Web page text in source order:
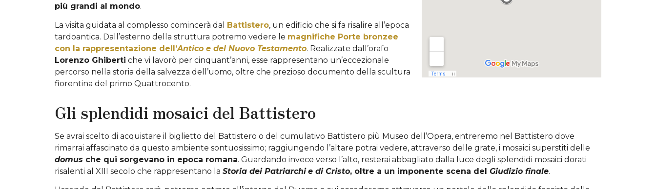
più grandi al mondo.
La visita guidata al complesso comincerà dal Battistero, un edificio che si fa risalire all’epoca
tardoantica. Dall’esterno della struttura potremo vedere le magnifiche Porte bronzee
con la rappresentazione dell’Antico e del Nuovo Testamento. Realizzate dall’orafo
Lorenzo Ghiberti che vi lavorò per cinquant’anni, esse rappresentano un’eccezionale
percorso nella storia della salvezza dell’uomo, oltre che prezioso documento della scultura
fiorentina del primo Quattrocento.
Gli splendidi mosaici del Battistero
Se avrai scelto di acquistare il biglietto del Battistero o del cumulativo Battistero più Museo dell’Opera, entreremo nel Battistero dove
rimarrai affascinato da questo ambiente sontuosissimo; raggiungendo l’altare potrai vedere, attraverso delle grate, i mosaici superstiti delle
domus che qui sorgevano in epoca romana. Guardando invece verso l’alto, resterai abbagliato dalla luce degli splendidi mosaici dorati
risalenti al XIII secolo che rappresentano la Storia dei Patriarchi e di Cristo, oltre a un imponente scena del Giudizio finale.